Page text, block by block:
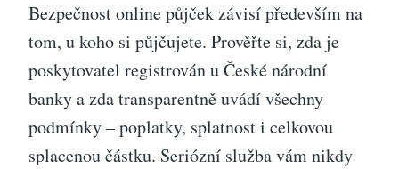
Bezpečnost online půjček závisí především na
tom, u koho si půjčujete. Prověřte si, zda je
poskytovatel registrován u České národní
banky a zda transparentně uvádí všechny
podmínky – poplatky, splatnost i celkovou
splacenou částku. Seriózní služba vám nikdy